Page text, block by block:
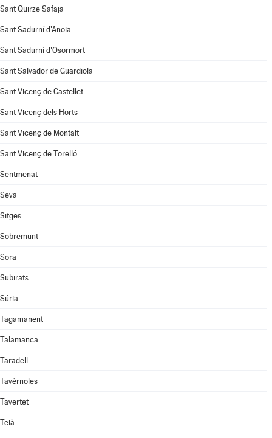
Sant Quirze Safaja
Sant Sadurní d'Anoia
Sant Sadurní d'Osormort
Sant Salvador de Guardiola
Sant Vicenç de Castellet
Sant Vicenç dels Horts
Sant Vicenç de Montalt
Sant Vicenç de Torelló
Sentmenat
Seva
Sitges
Sobremunt
Sora
Subirats
Súria
Tagamanent
Talamanca
Taradell
Tavèrnoles
Tavertet
Teià